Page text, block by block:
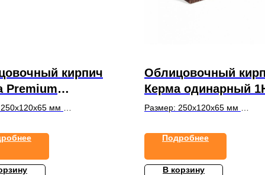
кирпич
Premium
1НФ Olive
мм
Облицовочный
Керма одинарный
Терракот бархат
Размер: 250х120х65 мм
Подробнее
В корзину